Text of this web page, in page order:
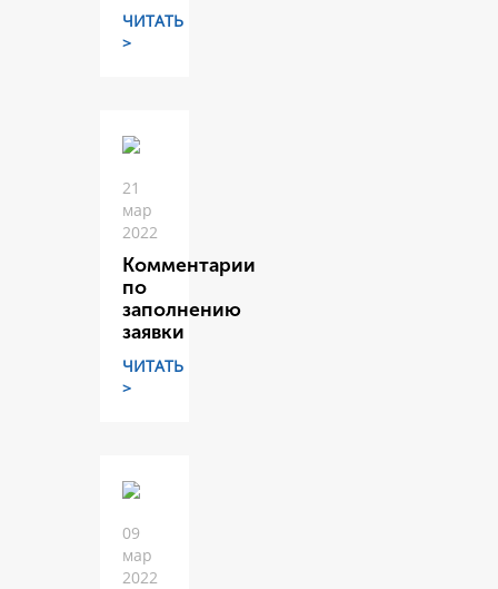
ЧИТАТЬ
>
21
мар
2022
Комментарии
по
заполнению
заявки
ЧИТАТЬ
>
09
мар
2022